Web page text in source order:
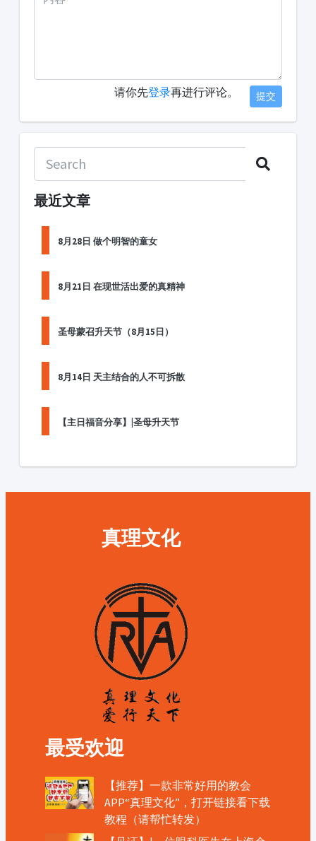
请你先登录再进行评论。 提交
最近文章
8月28日 做个明智的童女
8月21日 在现世活出爱的真精神
圣母蒙召升天节（8月15日）
8月14日 天主结合的人不可拆散
【主日福音分享】|圣母升天节
真理文化
最受欢迎
【推荐】一款非常好用的教会
APP“真理文化”，打开链接看下载
教程（请帮忙转发）